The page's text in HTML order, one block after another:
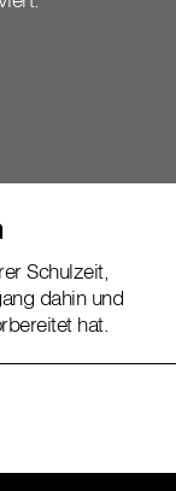
Schulzeit,
dahin und
hat.